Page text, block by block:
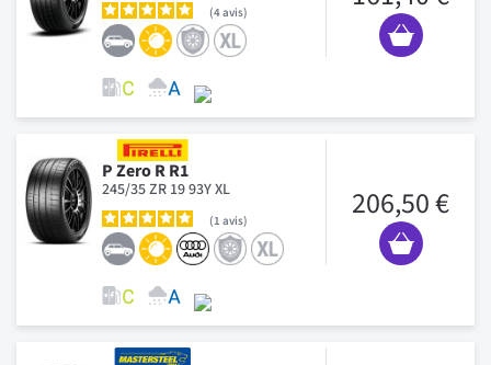
4avis
P Zero R R1
245/35 ZR 19 93Y XL
1 avis 206,50 €